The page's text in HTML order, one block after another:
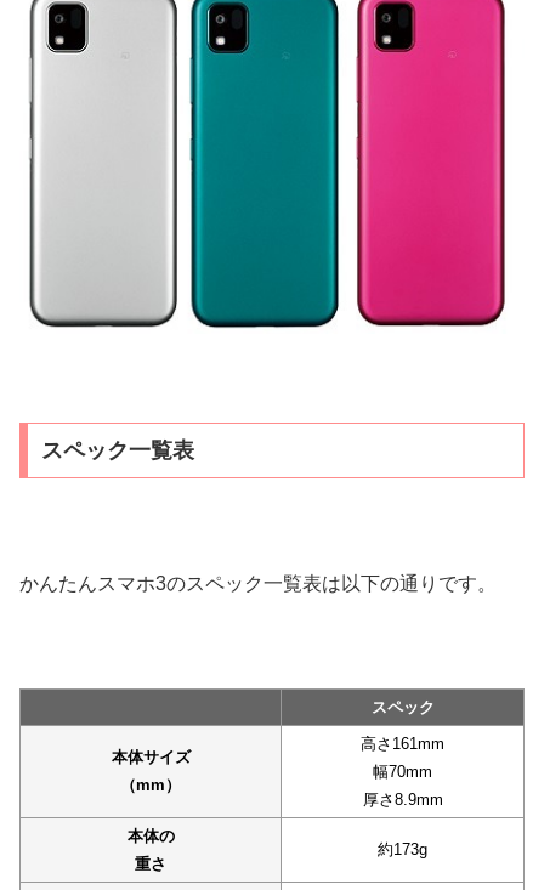
スペック一覧表
かんたんスマホ3のスペック一覧表は以下の通りです。
スペック
本体サイズ
（mm）
高さ161mm
幅70mm
厚さ8.9mm
本体の
重さ
約173g